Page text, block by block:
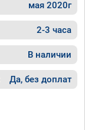
мая 2020г
2-3 часа
В наличии
Да, без доплат